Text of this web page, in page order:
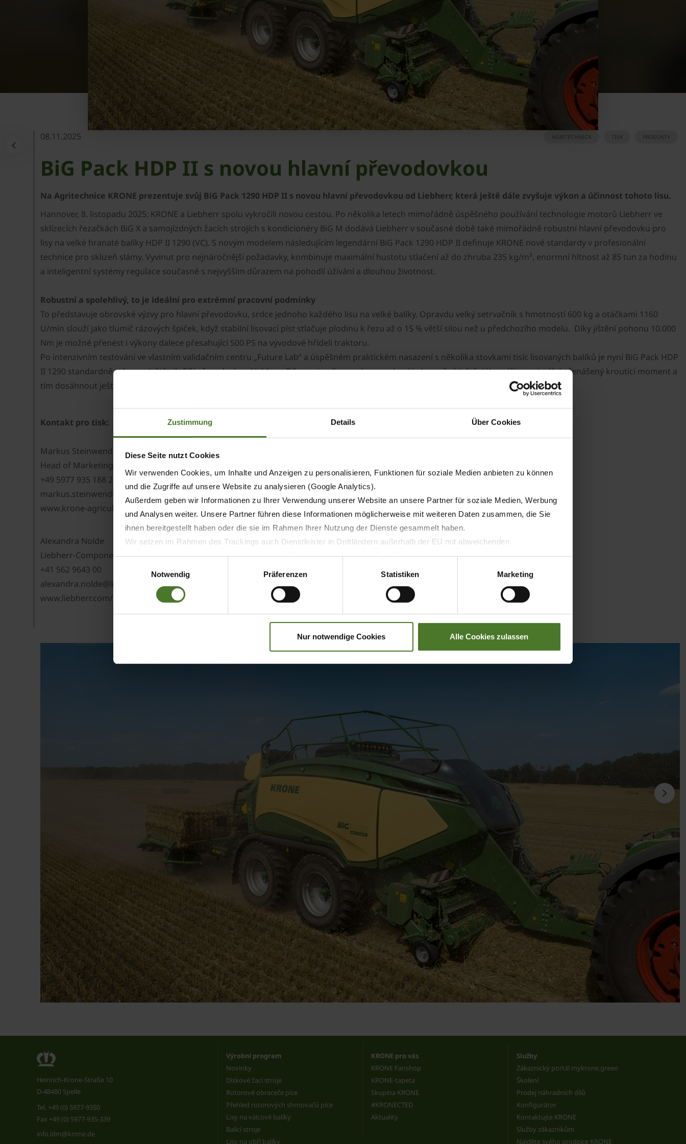
Zustimmung Details Über Cookies
Diese Seite nutzt Cookies
Wir verwenden Cookies, um Inhalte und Anzeigen zu personalisieren, Funktionen für soziale Medien anbieten zu können
und die Zugriffe auf unsere Website zu analysieren (Google Analytics).
Außerdem geben wir Informationen zu Ihrer Verwendung unserer Website an unsere Partner für soziale Medien, Werbung
und Analysen weiter. Unsere Partner führen diese Informationen möglicherweise mit weiteren Daten zusammen, die Sie
ihnen bereitgestellt haben oder die sie im Rahmen Ihrer Nutzung der Dienste gesammelt haben.
Wir setzen im Rahmen des Trackings auch Dienstleister in Drittländern außerhalb der EU mit abweichenden
Datenschutzbestimmungen ein, wodurch das Risiko von behördlichen Zugriffen bzw. von Kontrollverlust bzgl. übermittelter
Impressum
Notwendig
Präferenzen Statistiken Marketing
Nur notwendige Cookies Alle Cookies zulassen
08.11.2025 PRODUKTY
TISK
AGRITECHNICA
BiG Pack HDP II s novou hlavní převodovkou
Na Agritechnice KRONE prezentuje svůj BiG Pack 1290 HDP II s novou hlavní převodovkou od Liebherr, která ještě dále zvyšuje výkon a účinnost tohoto lisu.
Hannover, 8. listopadu 2025: KRONE a Liebherr spolu vykročili novou cestou. Po několika letech mimořádně úspěšného používání technologie motorů Liebherr ve
sklízecích řezačkách BiG X a samojízdných žacích strojích s kondicionéry BiG M dodává Liebherr v současné době také mimořádně robustní hlavní převodovku pro
lisy na velké hranaté balíky HDP II 1290 (VC). S novým modelem následujícím legendární BiG Pack 1290 HDP II definuje KRONE nové standardy v profesionální
technice pro sklizeň slámy. Vyvinut pro nejnáročnější požadavky, kombinuje maximální hustotu stlačení až do zhruba 235 kg/m³, enormní hltnost až 85 tun za hodinu
a inteligentní systémy regulace současně s nejvyšším důrazem na pohodlí úžívání a dlouhou životnost.
Robustní a spolehlivý, to je ideální pro extrémní pracovní podmínky
To představuje obrovské výzvy pro hlavní převodovku, srdce jednoho každého lisu na velké balíky. Opravdu velký setrvačník s hmotností 600 kg a otáčkami 1160
U/min slouží jako tlumič rázových špiček, když stabilní lisovací píst stlačuje plodinu k řezu až o 15 % větší silou než u předchozího modelu. Díky jištění pohonu 10.000
Nm je možné přenést i výkony dalece přesahující 500 PS na vývodové hřídeli traktoru.
Po intenzivním testování ve vlastním validačním centru „Future Lab“ a úspěšném praktickém nasazení s několika stovkami tisíc lisovaných balíků je nyní BiG Pack HDP
II 1290 standardně vybaven ještě silnější převodovkou Liebherr. Díky optimalizovanému ozubení bylo možné ještě dále zvýšit maximální přenášený kroutící moment a
tím dosáhnout ještě vyšší účinnost a spolehlivosti i v těch nejtěžších pracovních podmínkách.
Kontakt pro tisk:
Markus Steinwendner
Head of Marketing KRONE Agriculture
+49 5977 935 188 20
markus.steinwendner@krone.de
www.krone-agriculture.com
Alexandra Nolde
Liebherr-Components AG
+41 562 9643 00
alexandra.nolde@liebherr.com
www.liebherr.com/components
Heinrich-Krone-Straße 10
D-48480 Spelle
Tel. +49 (0) 5977-9350
Fax +49 (0) 5977-935-339
info.ldm@krone.de
Výrobní program
Novinky
Diskové žací stroje
Rotorové obraceče píce
Přehled rotorových shrnovačů píce
Lisy na válcové balíky
Balicí stroje
Lisy na obří balíky
KRONE pro vás
KRONE Fanshop
KRONE-tapeta
Skupina KRONE
#KRONECTED
Aktuality
Služby
Zákaznický portál mykrone.green
Školení
Prodej náhradních dílů
Konfigurátor
Kontaktujte KRONE
Služby zákazníkům
Najděte svého prodejce KRONE